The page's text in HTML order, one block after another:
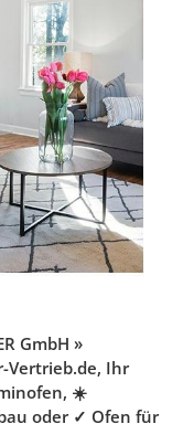
GmbH »
Vertrieb.de, Ihr
☀️
oder ✓ Ofen für